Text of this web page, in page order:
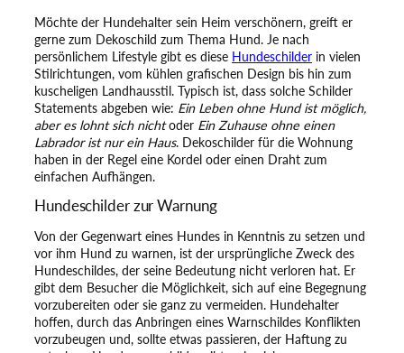
Möchte der Hundehalter sein Heim verschönern, greift er
gerne zum Dekoschild zum Thema Hund. Je nach
persönlichem Lifestyle gibt es diese Hundeschilder in vielen
Stilrichtungen, vom kühlen grafischen Design bis hin zum
kuscheligen Landhausstil. Typisch ist, dass solche Schilder
Statements abgeben wie: Ein Leben ohne Hund ist möglich,
aber es lohnt sich nichtoder Ein Zuhause ohne einen
Labrador ist nur ein Haus. Dekoschilder für die Wohnung
haben in der Regel eine Kordel oder einen Draht zum
einfachen Aufhängen.
Hundeschilder zur Warnung
Von der Gegenwart eines Hundes in Kenntnis zu setzen und
vor ihm Hund zu warnen, ist der ursprüngliche Zweck des
Hundeschildes, der seine Bedeutung nicht verloren hat. Er
gibt dem Besucher die Möglichkeit, sich auf eine Begegnung
vorzubereiten oder sie ganz zu vermeiden. Hundehalter
hoffen, durch das Anbringen eines Warnschildes Konflikten
vorzubeugen und, sollte etwas passieren, der Haftung zu